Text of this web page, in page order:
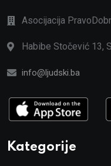
Asocijacija
Habibe Stočević 13,
info@ljudski.ba
Kategorije